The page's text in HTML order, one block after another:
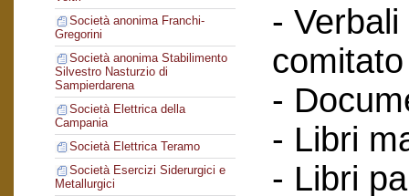
Società anonima Franchi-
Gregorini
Società anonima Stabilimento
Silvestro Nasturzio di
Sampierdarena
Società Elettrica della
Campania
Società Elettrica Teramo
Società Esercizi Siderurgici e
Metallurgici
-
-
- Libri
- Libri